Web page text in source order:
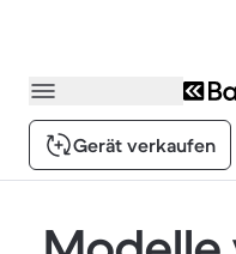
Gerät verkaufen